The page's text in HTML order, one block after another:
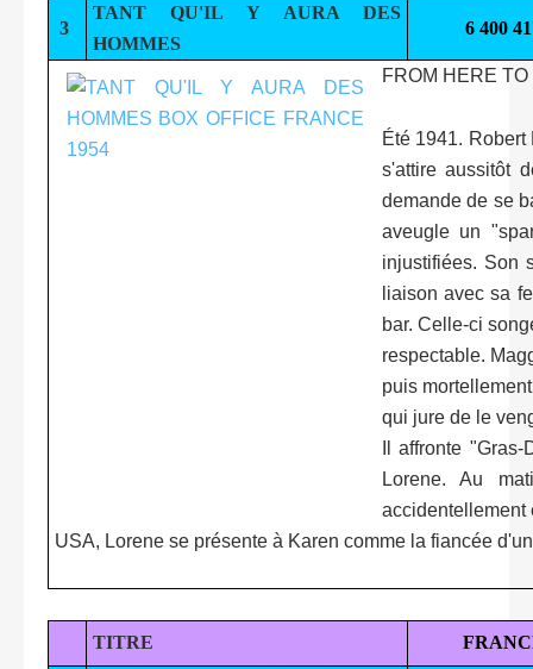
3
TANT QU'IL Y AURA DES
HOMMES
6 400
FROM HERE
Été 1941.
s'attire aussitôt
demande de se
aveugle un
injustifiées. Son
liaison avec sa
bar. Celle-ci
respectable.
puis
qui jure de le
Il affronte
Lorene. Au
accidentellement
USA, Lorene se présente à Karen comme la fiancée
TITRE